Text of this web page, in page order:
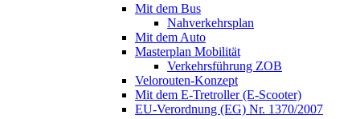
Mit dem Bus
Nahverkehrsplan
Mit dem Auto
Masterplan Mobilität
Verkehrsführung ZOB
Velorouten-Konzept
Mit dem E-Tretroller (E-Scooter)
EU-Verordnung (EG) Nr. 1370/2007